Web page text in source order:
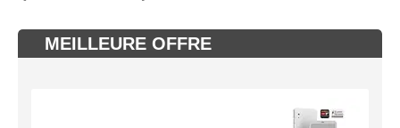
MEILLEURE OFFRE